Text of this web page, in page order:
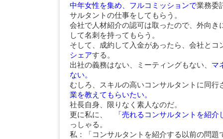
中年女性を集め、フルコミッションで業務委
サルタントの仕事をしてもらう。
会社で人材紹介の認可は取ったので、外向き
して名刺を持ってもらう。
そして、成約して入金があったら、会社とコ
シェアする。
出社の義務はない、ミーティングもない、 マ
ない。
むしろ、スキルの高いコンサルタントに同行
業を教えてもらいたい。
社長自身、限りなく素人なのだ。
更に私に、
「売れるコンサルタントを紹
っしゃる。
私：「コンサルタントを紹介する以前の問題